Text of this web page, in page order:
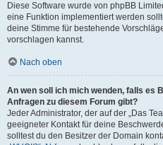
Diese Software wurde von phpBB
eine Funktion implementiert werden
deine Stimme für bestehende
vorschlagen kannst.
Nach oben
An wen soll ich mich wenden, falls es
Anfragen zu diesem Forum gibt?
Jeder Administrator, der auf der „Das
geeigneter Kontakt für deine
solltest du den Besitzer der Domain